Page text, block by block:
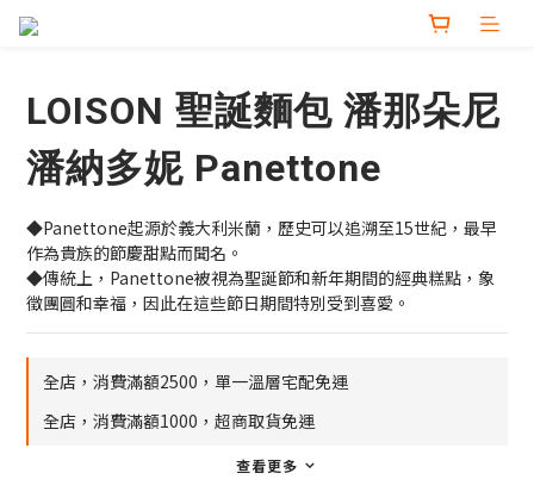
LOISON 聖誕麵包 潘那朵尼
潘納多妮 Panettone
◆Panettone起源於義大利米蘭，歷史可以追溯至15世紀，最早
作為貴族的節慶甜點而聞名。
◆傳統上，Panettone被視為聖誕節和新年期間的經典糕點，象
徵團圓和幸福，因此在這些節日期間特別受到喜愛。
全店，消費滿額2500，單一溫層宅配免運
全店，消費滿額1000，超商取貨免運
查看更多